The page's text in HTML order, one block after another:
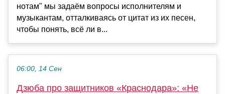
нотам" мы задаём вопросы исполнителям и
музыкантам, отталкиваясь от цитат из их песен,
чтобы понять, всё ли в...
06:00, 14 Сен
Дзюба про защитников «Краснодара»: «Не